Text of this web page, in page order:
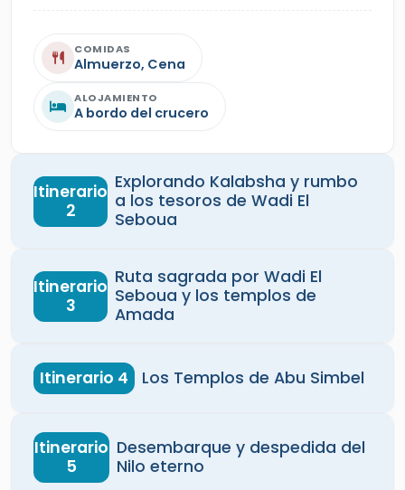
COMIDAS
Almuerzo, Cena
ALOJAMIENTO
A bordo del crucero
Itinerario
2
Explorando Kalabsha y rumbo
a los tesoros de Wadi El
Seboua
Itinerario
3
Ruta sagrada por Wadi El
Seboua y los templos de
Amada
Itinerario 4 Los Templos de Abu Simbel
Itinerario
5
Desembarque y despedida del
Nilo eterno